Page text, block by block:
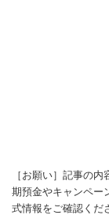
［お願い］記事の
期預金やキャンペー
式情報をご確認くだ